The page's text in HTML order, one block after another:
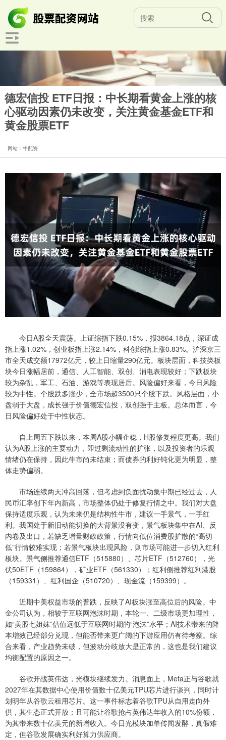
德宏信投 ETF日报：中长期看黄金上涨的核
心驱动因素仍未改变，关注黄金基金ETF和
黄金股票ETF
网站：牛配资
今日A股全天震荡。上证综指下跌0.15%，报3864.18点，深证成
指上涨1.02%，创业板指上涨2.14%，科创综指上涨0.83%。沪深京三
市全天成交额17972亿元，较上日缩量290亿元。板块层面，科技类板
块今日涨幅居前，通信、人工智能、双创、消电表现较好；下跌板块
较为杂乱，军工、石油、游戏等表现居后。风险偏好来看，今日风险
较为中性。个股跌多涨少，全市场超3500只个股下跌。风格层面，小
盘弱于大盘，成长强于价值德宏信投，双创强于主板。总体而言，今
日风险偏好处于中性状态。
自上周五下跌以来，本周A股小幅企稳，H股修复程度更高。我们
认为A股上涨的主要动力，即过剩流动性的扩张，以及投资者的乐观
情绪仍在保持，因此牛市尚未结束；而债券的利好钝化更为明显，整
体走势偏弱。
市场连续两天冲高回落，但考虑到负面扰动集中期已经过去，人
民币汇率创下年内新高，市场整体仍处于修复行情之中。我们对大盘
保持适度乐观，认为未来仍是结构性牛市，建议一手景气，一手红
利。我国处于新旧动能切换的大背景没有变，景气板块集中在AI、反
内卷及出口，若缺乏增量财政政策，行情向低位消费股扩散的“高切
低”行情较难实现；若景气板块出现风险，则市场可能进一步切入红利
板块。景气侧推荐通信ETF（515880）、芯片ETF（512760），光
伏50ETF（159864），矿业ETF（561330）；红利侧推荐红利港股
（159331）、红利国企（510720）、现金流（159399）。
近期中美权益市场的普跌，反映了AI板块涨至高位后的风险。中
金公司认为，相较于互联网泡沫时期，本轮一、二级市场更加理性，
如“美股七姐妹”估值远低于互联网时期的“泡沫”水平；AI技术带来的降
本增效已经部分兑现，但能否带来更广阔的下游应用仍有待考察。综
合来看，产业趋势未破，但波动分歧放大是正常的，这也是我们建议
均衡配置的原因之一。
谷歌开战英伟达，光模块继续发力。消息面上，Meta正与谷歌就
2027年在其数据中心使用价值数十亿美元TPU芯片进行谈判，同时计
划明年从谷歌云租用芯片。这一事件标志着谷歌TPU从自用走向外
供，其生态正式开放；且可能让谷歌抢占英伟达年收入的10%份额，
为其带来数十亿美元的新增收入。今日光模块加单传闻发酵，真假难
定，但谷歌发展确实利好算力供应商。